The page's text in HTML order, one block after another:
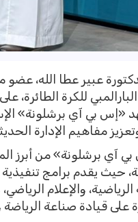
عبير عطا الله،
للكرة الطائرة،
«إس بي آي برشلونة»
مفاهيم الإدارة
آي برشلونة» من أبرز
حيث يقدم برامج
الرياضية، والإعلام
على قيادة صناعة